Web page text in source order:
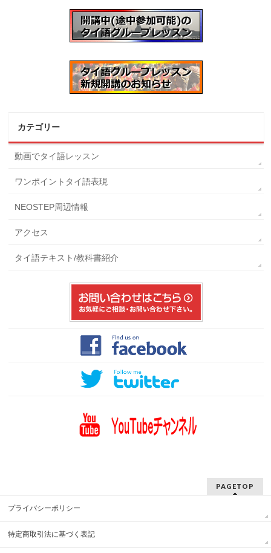
カテゴリー
動画でタイ語レッスン
ワンポイントタイ語表現
NEOSTEP周辺情報
アクセス
タイ語テキスト/教科書紹介
PAGETOP
プライバシーポリシー
特定商取引法に基づく表記